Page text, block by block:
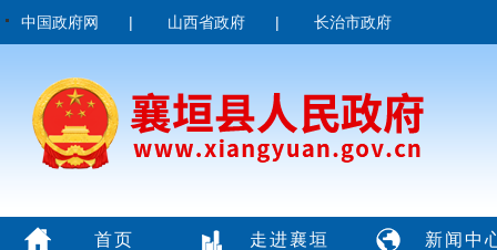
中国政府网 | 山西省政府 | 长治市政府
首页 走进襄垣 新闻中